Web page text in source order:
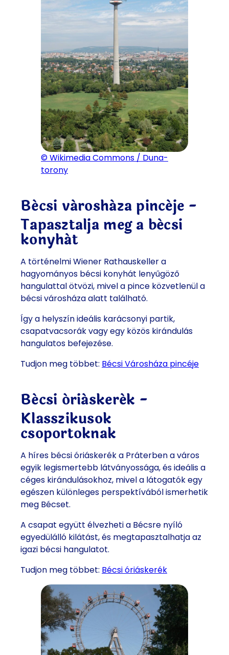
© Wikimedia Commons / Duna-
torony
Bécsi városháza pincéje -
Tapasztalja meg a bécsi
konyhát
A történelmi Wiener Rathauskeller a
hagyományos bécsi konyhát lenyűgöző
hangulattal ötvözi, mivel a pince közvetlenül a
bécsi városháza alatt található.
Így a helyszín ideális karácsonyi partik,
csapatvacsorák vagy egy közös kirándulás
hangulatos befejezése.
Tudjon meg többet: Bécsi Városháza pincéje
Bécsi óriáskerék -
Klasszikusok
csoportoknak
A híres bécsi óriáskerék a Práterben a város
egyik legismertebb látványossága, és ideális a
céges kirándulásokhoz, mivel a látogatók egy
egészen különleges perspektívából ismerhetik
meg Bécset.
A csapat együtt élvezheti a Bécsre nyíló
egyedülálló kilátást, és megtapasztalhatja az
igazi bécsi hangulatot.
Tudjon meg többet: Bécsi óriáskerék